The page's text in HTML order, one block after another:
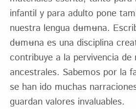
infantil y para adulto pone
nuestra lengua dʉmʉna.
dʉmʉna es una disciplina
contribuye a la pervivencia de
ancestrales. Sabemos por la
se han ido muchas
guardan valores invaluables.